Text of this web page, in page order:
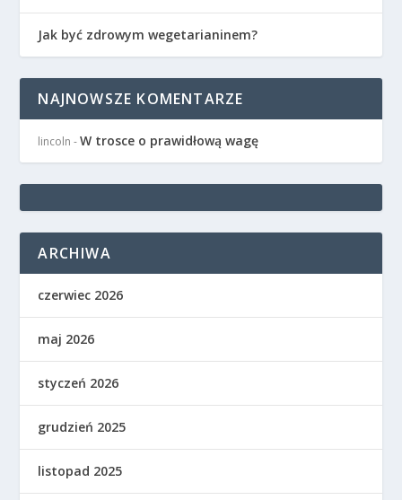
Jak być zdrowym wegetarianinem?
NAJNOWSZE KOMENTARZE
lincoln -W trosce o prawidłową wagę
ARCHIWA
czerwiec 2026
maj 2026
styczeń 2026
grudzień 2025
listopad 2025